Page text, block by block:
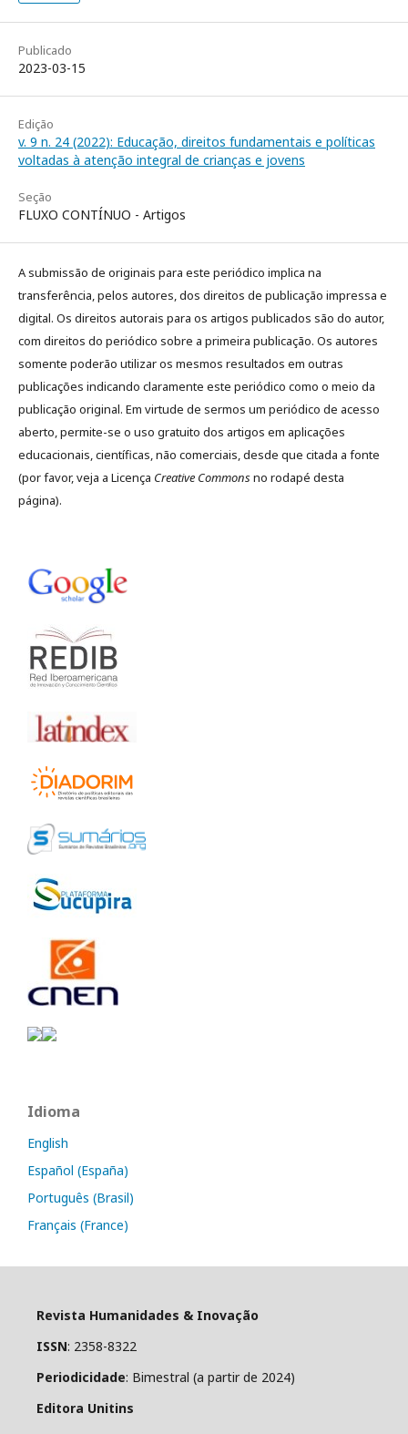
Publicado
2023-03-15
Edição
v. 9 n. 24 (2022): Educação, direitos fundamentais e políticas
voltadas à atenção integral de crianças e jovens
Seção
FLUXO CONTÍNUO - Artigos
A submissão de originais para este periódico implica na
transferência, pelos autores, dos direitos de publicação impressa e
digital. Os direitos autorais para os artigos publicados são do autor,
com direitos do periódico sobre a primeira publicação. Os autores
somente poderão utilizar os mesmos resultados em outras
publicações indicando claramente este periódico como o meio da
publicação original. Em virtude de sermos um periódico de acesso
aberto, permite-se o uso gratuito dos artigos em aplicações
educacionais, científicas, não comerciais, desde que citada a fonte
(por favor, veja a Licença Creative Commonsno rodapé desta
página).
Idioma
English
Español (España)
Português (Brasil)
Français (France)
Revista Humanidades & Inovação
ISSN: 2358-8322
Periodicidade: Bimestral (a partir de 2024)
Editora Unitins